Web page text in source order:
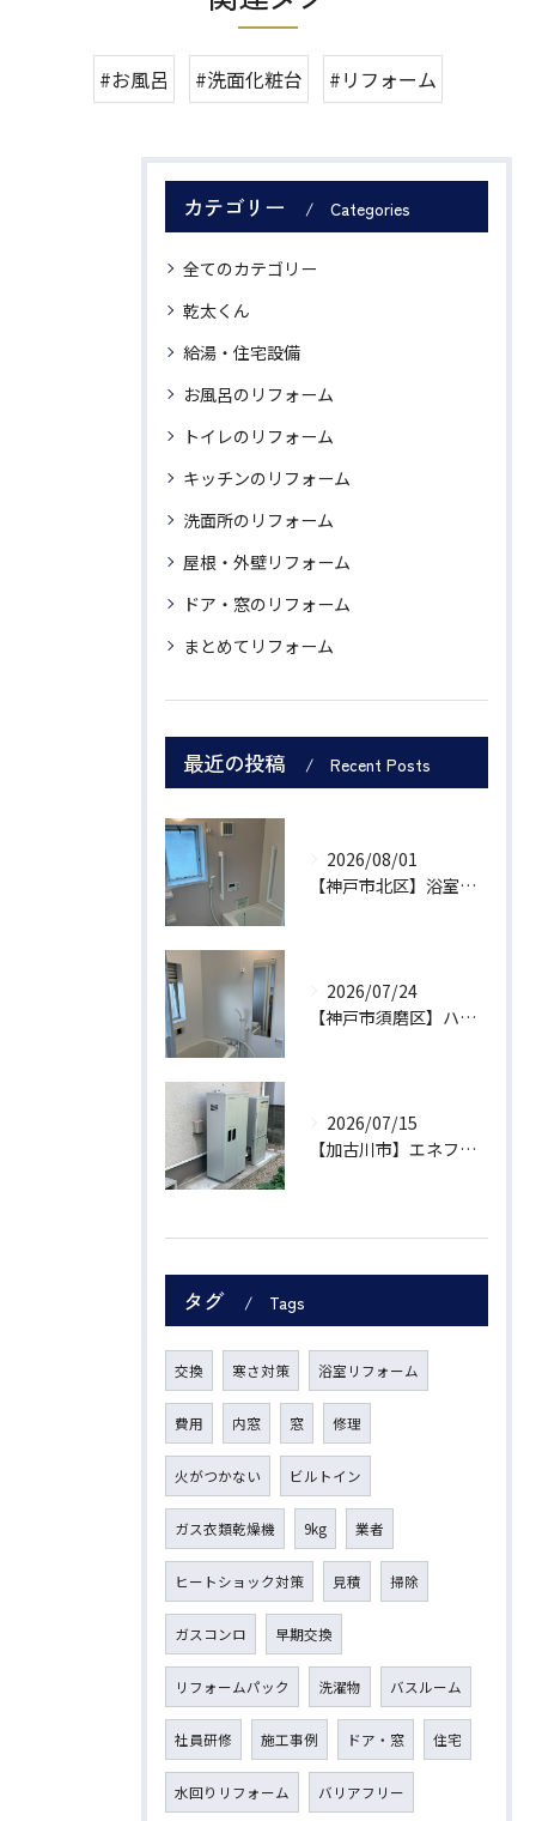
#お風呂 #洗面化粧台 #リフォーム
カテゴリー Categories
全てのカテゴリー
乾太くん
給湯・住宅設備
お風呂のリフォーム
トイレのリフォーム
キッチンのリフォーム
洗面所のリフォーム
屋根・外壁リフォーム
ドア・窓のリフォーム
まとめてリフォーム
最近の投稿 Recent Posts
2026/08/01
【神戸市北区】浴室リフォームで浴槽拡充・トイレの段差解消を補助金活用で実現！実質99万円工期5日の施工事例
2026/07/24
【神戸市須磨区】ハイツの浴室・内装一括リフォーム｜近隣への騒音を抑える工法で暮らしの悩みを解消
2026/07/15
【加古川市】エネファームType Sへお取替！補助金17万円と売電活用で賢く光熱費を抑える設備更新
タグ Tags
交換 寒さ対策 浴室リフォーム
費用 内窓 窓 修理
火がつかない ビルトイン
ガス衣類乾燥機 9kg 業者
ヒートショック対策 見積 掃除
ガスコンロ 早期交換
リフォームパック 洗濯物 バスルーム
社員研修 施工事例 ドア・窓 住宅
水回りリフォーム バリアフリー